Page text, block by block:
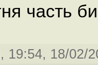
часть
19:54, 18/02/